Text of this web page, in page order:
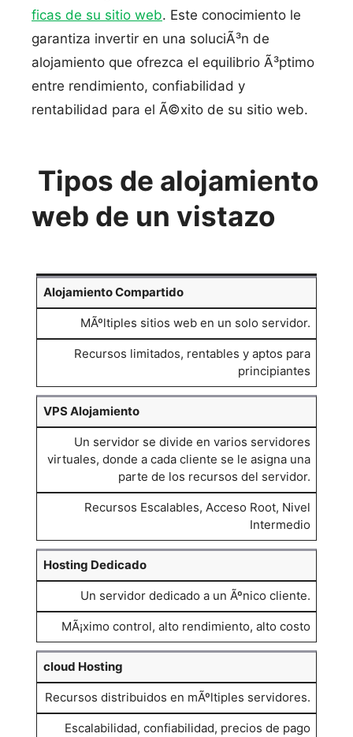
ficas de su sitio web. Este conocimiento le
garantiza invertir en una soluciÃ³n de
alojamiento que ofrezca el equilibrio Ã³ptimo
entre rendimiento, confiabilidad y
rentabilidad para el Ã©xito de su sitio web.
Tipos de alojamiento
web de un vistazo
Alojamiento Compartido
MÃºltiples sitios web en un solo servidor.
Recursos limitados, rentables y aptos para
principiantes
VPS Alojamiento
Un servidor se divide en varios servidores
virtuales, donde a cada cliente se le asigna una
parte de los recursos del servidor.
Recursos Escalables, Acceso Root, Nivel
Intermedio
Hosting Dedicado
Un servidor dedicado a un Ãºnico cliente.
MÃ¡ximo control, alto rendimiento, alto costo
cloud Hosting
Recursos distribuidos en mÃºltiples servidores.
Escalabilidad, confiabilidad, precios de pago